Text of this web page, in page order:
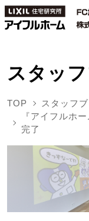
スタッ
TOP
スタッフ
『アイフルホ
完了